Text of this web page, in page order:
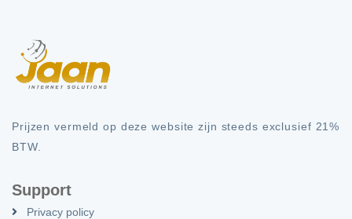
Prijzen vermeld op deze website zijn steeds exclusief 21%
BTW.
Support
Privacy policy